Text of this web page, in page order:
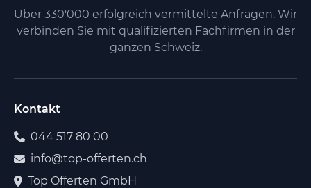
Über 330'000 erfolgreich vermittelte Anfragen. Wir
verbinden Sie mit qualifizierten Fachfirmen in der
ganzen Schweiz.
Kontakt
044 517 80 00
info@top-offerten.ch
Top Offerten GmbH